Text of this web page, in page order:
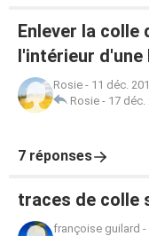
Enlever la colle
l'intérieur d'une
Rosie - 11 déc.
Rosie - 17 déc.
7 réponses
traces de colle
françoise guilard -